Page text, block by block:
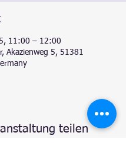
11:00 – 12:00
Akazienweg 5, 51381
teilen